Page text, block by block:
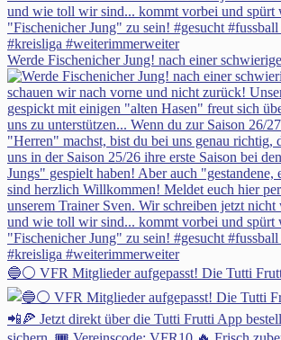
Werde Fischenicher Jung! nach einer
🔵⚪ VFR Mitglieder aufgepasst! Die Tutti